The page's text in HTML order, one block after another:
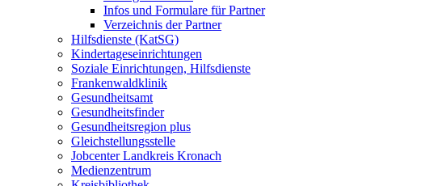
Infos und Formulare für Partner
Verzeichnis der Partner
Hilfsdienste (KatSG)
Kindertageseinrichtungen
Soziale Einrichtungen, Hilfsdienste
Frankenwaldklinik
Gesundheitsamt
Gesundheitsfinder
Gesundheitsregion plus
Gleichstellungsstelle
Jobcenter Landkreis Kronach
Medienzentrum